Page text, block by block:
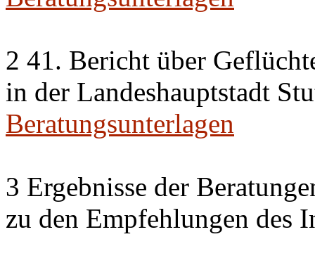
2 41. Bericht über
in der Landeshauptstadt
Beratungsunterlagen
3 Ergebnisse der
zu den Empfehlungen des